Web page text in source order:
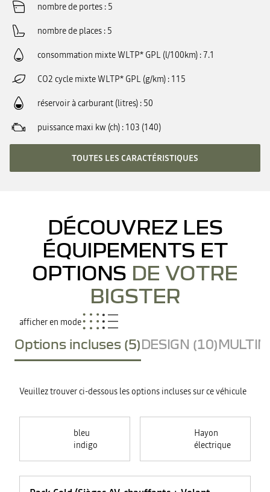
nombre de portes 5
nombre de places 5
consommation mixte WLTP* GPL (l/100km) 7.1
CO2 cycle mixte WLTP* GPL (g/km) 115
réservoir à carburant (litres) 50
puissance maxi kw (ch) 103 (140)
TOUTES LES CARACTÉRISTIQUES
DÉCOUVREZ LES
ÉQUIPEMENTS ET
OPTIONS DE VOTRE
BIGSTER
afficher en mode
Options incluses (5)DESIGN (10)
Veuillez trouver ci-dessous les options incluses sur ce véhicule
bleu
indigo
Hayon
électrique